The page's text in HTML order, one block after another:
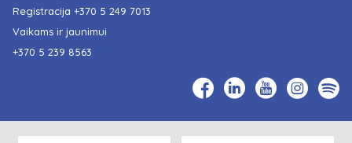
Registracija +370 5 249 7013
Vaikams ir jaunimui
+370 5 239 8563